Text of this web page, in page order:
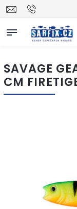
SAVAGE
CM